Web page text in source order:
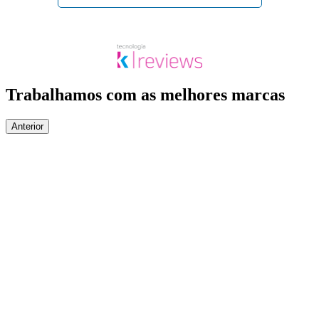
Trabalhamos com as melhores marcas
Anterior